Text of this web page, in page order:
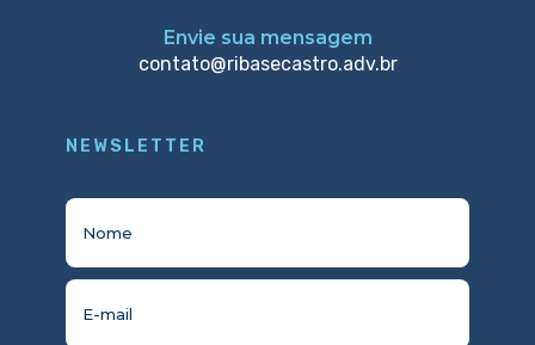
Envie sua mensagem
contato@ribasecastro.adv.br
NEWSLETTER